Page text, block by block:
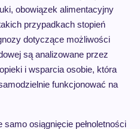
obowiązek alimentacyjny
przypadkach stopień
dotyczące możliwości
są analizowane przez
i wsparcia osobie, która
funkcjonować na
osiągnięcie pełnoletności